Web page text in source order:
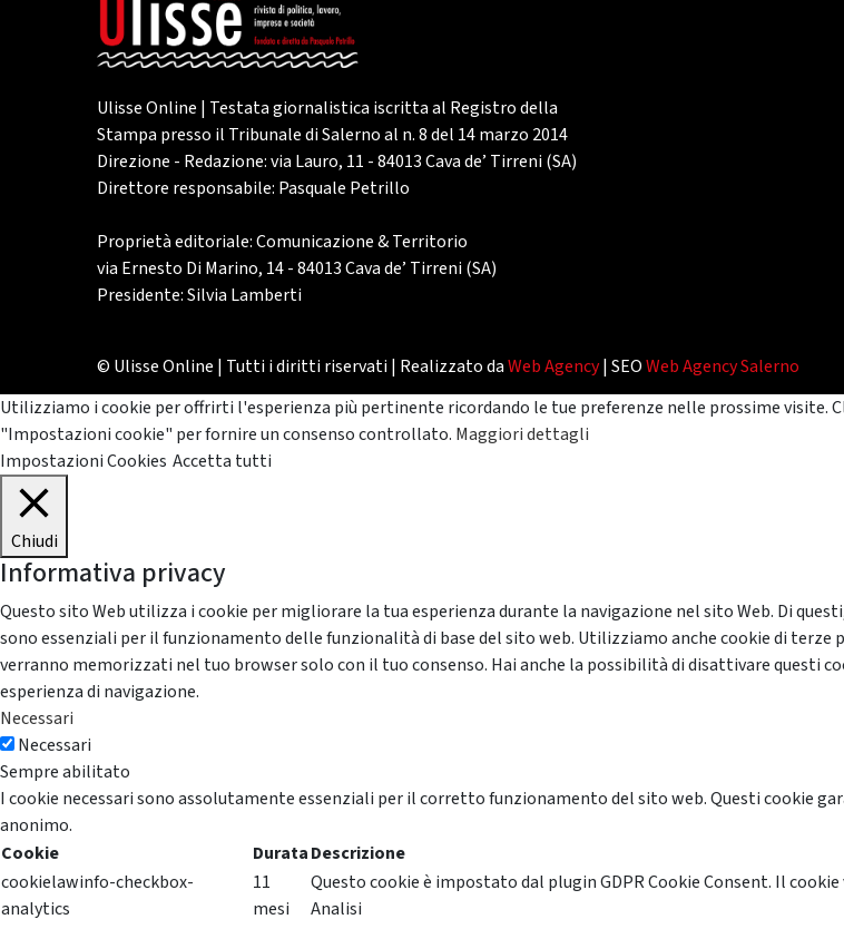
Ulisse Online | Testata giornalistica iscritta al Registro della
Stampa presso il Tribunale di Salerno al n. 8 del 14 marzo 2014
Direzione - Redazione: via Lauro, 11 - 84013 Cava de’ Tirreni (SA)
Direttore responsabile: Pasquale Petrillo
Proprietà editoriale: Comunicazione & Territorio
via Ernesto Di Marino, 14 - 84013 Cava de’ Tirreni (SA)
Presidente: Silvia Lamberti
© Ulisse Online | Tutti i diritti riservati | Realizzato daWeb Agency| SEOWeb Agency Salerno
Utilizziamo i cookie per offrirti l'esperienza più pertinente ricordando le tue preferenze nelle prossime visite.
"Impostazioni cookie" per fornire un consenso controllato. Maggiori dettagli
Impostazioni Cookies Accetta tutti
Chiudi
Informativa privacy
Questo sito Web utilizza i cookie per migliorare la tua esperienza durante la navigazione nel sito Web. Di
sono essenziali per il funzionamento delle funzionalità di base del sito web. Utilizziamo anche cookie di
verranno memorizzati nel tuo browser solo con il tuo consenso. Hai anche la possibilità di disattivare questi
esperienza di navigazione.
Necessari
Necessari
Sempre abilitato
I cookie necessari sono assolutamente essenziali per il corretto funzionamento del sito web. Questi cookie
anonimo.
Cookie
DurataDescrizione
cookielawinfo-checkbox-
analytics
11
mesi
Questo cookie è impostato dal plugin GDPR Cookie Consent. Il
Analisi